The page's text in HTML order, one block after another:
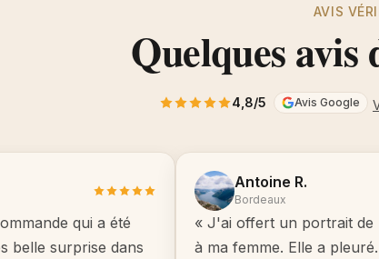
AVIS
Quelques avis
4,8/5 Avis Google
qui a été
belle surprise dans
Antoine R.
Bordeaux
« J'ai offert un portrait de
à ma femme. Elle a